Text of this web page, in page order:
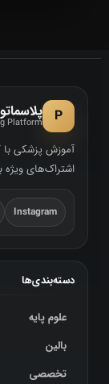
P پلاسماتو
Platform
آموزش پزشکی با
اشتراک‌های ویژه
Instagram
دسته‌بندی‌ها
علوم پایه
بالین
تخصصی